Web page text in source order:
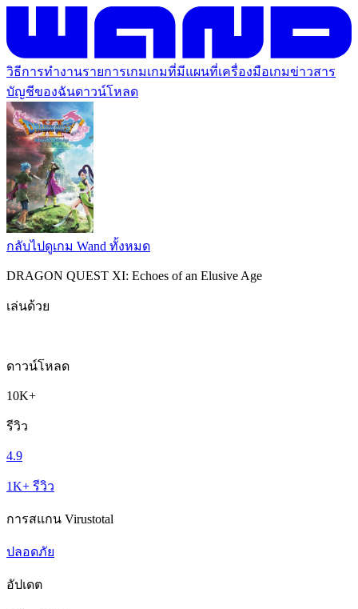
วิธีการทำงานรายการเกมเกมที่มีแผนที่เครื่องมือเกมข่าวสาร
บัญชีของฉันดาวน์โหลด
กลับไปดูเกม Wand ทั้งหมด
DRAGON QUEST XI: Echoes of an Elusive Age
เล่นด้วย
ดาวน์โหลด
10K+
รีวิว
4.9
1K+ รีวิว
การสแกน Virustotal
ปลอดภัย
อัปเดต